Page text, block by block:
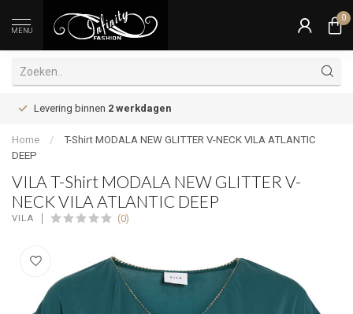
MENU
0
Levering binnen 2 werkdagen
Home /
T-Shirt MODALA NEW GLITTER V-NECK VILA ATLANTIC
DEEP
VILA T-Shirt MODALA NEW GLITTER V-
NECK VILA ATLANTIC DEEP
VILA (0)